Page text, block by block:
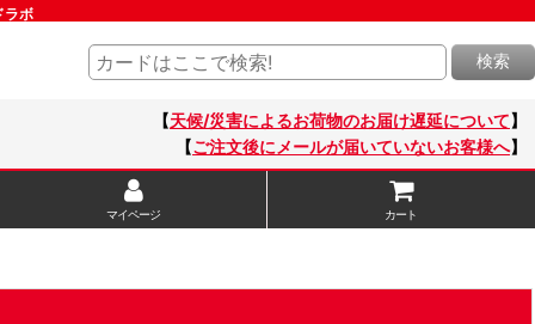
ラボ
検索
【天候/災害によるお荷物のお届け遅延について】
【ご注文後にメールが届いていないお客様へ】
マイページ カート